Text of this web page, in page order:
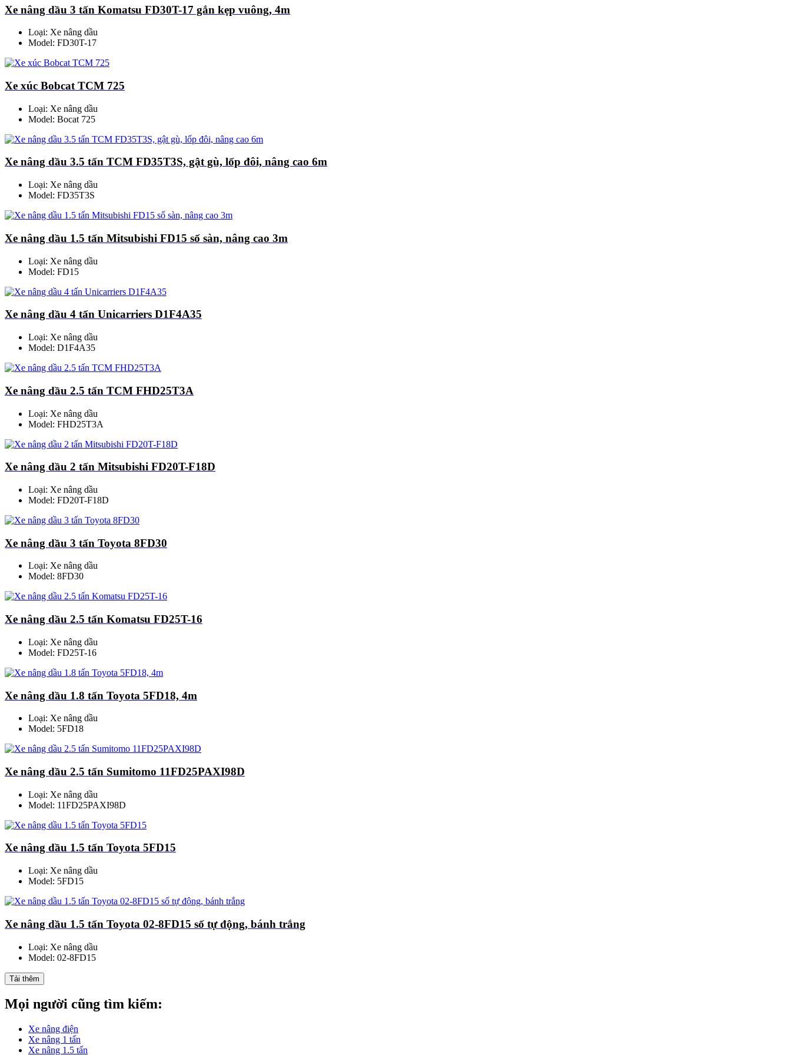
Xe nâng dầu 3 tấn Komatsu FD30T-17 gắn kẹp vuông, 4m
Loại: Xe nâng dầu
Model: FD30T-17
Xe xúc Bobcat TCM 725
Loại: Xe nâng dầu
Model: Bocat 725
Xe nâng dầu 3.5 tấn TCM FD35T3S, gật gù, lốp đôi, nâng cao 6m
Loại: Xe nâng dầu
Model: FD35T3S
Xe nâng dầu 1.5 tấn Mitsubishi FD15 số sàn, nâng cao 3m
Loại: Xe nâng dầu
Model: FD15
Xe nâng dầu 4 tấn Unicarriers D1F4A35
Loại: Xe nâng dầu
Model: D1F4A35
Xe nâng dầu 2.5 tấn TCM FHD25T3A
Loại: Xe nâng dầu
Model: FHD25T3A
Xe nâng dầu 2 tấn Mitsubishi FD20T-F18D
Loại: Xe nâng dầu
Model: FD20T-F18D
Xe nâng dầu 3 tấn Toyota 8FD30
Loại: Xe nâng dầu
Model: 8FD30
Xe nâng dầu 2.5 tấn Komatsu FD25T-16
Loại: Xe nâng dầu
Model: FD25T-16
Xe nâng dầu 1.8 tấn Toyota 5FD18, 4m
Loại: Xe nâng dầu
Model: 5FD18
Xe nâng dầu 2.5 tấn Sumitomo 11FD25PAXI98D
Loại: Xe nâng dầu
Model: 11FD25PAXI98D
Xe nâng dầu 1.5 tấn Toyota 5FD15
Loại: Xe nâng dầu
Model: 5FD15
Xe nâng dầu 1.5 tấn Toyota 02-8FD15 số tự động, bánh trắng
Loại: Xe nâng dầu
Model: 02-8FD15
Tải thêm
Mọi người cũng tìm kiếm:
Xe nâng điện
Xe nâng 1 tấn
Xe nâng 1.5 tấn